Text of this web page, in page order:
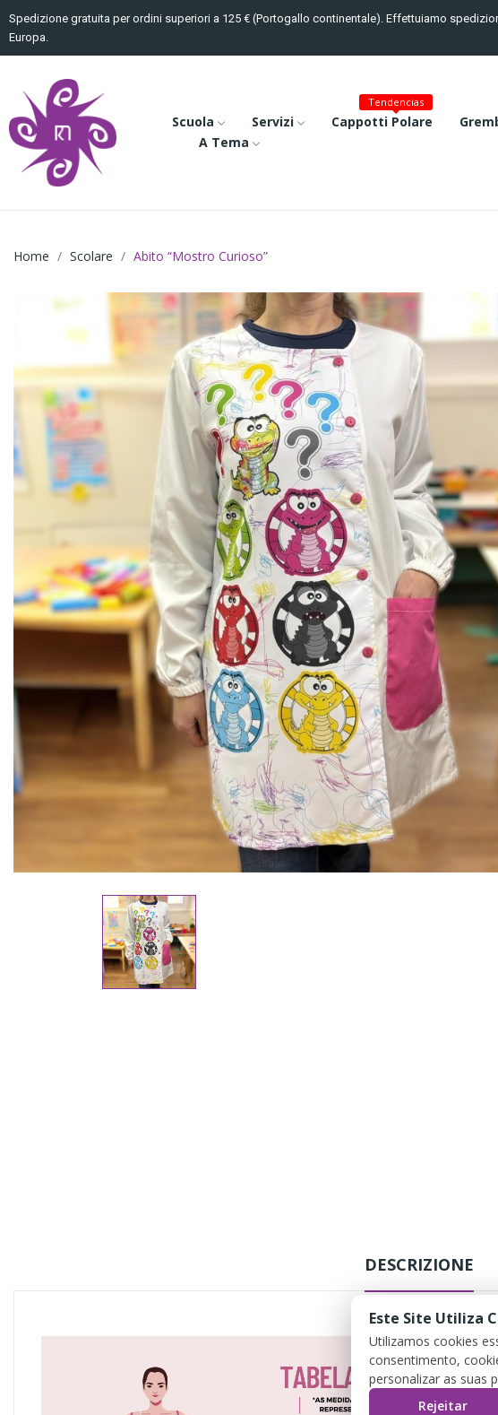
Spedizione gratuita per ordini superiori a 125 € (Portogallo continentale). Effettuiamo
Europa.
Scuola Servizi Cappotti Polare
Tendencias
A Tema
Home Scolare Abito “Mostro Curioso”
DESCRIZIONE
Este Site Utiliza
Utilizamos cookies
consentimento,
personalizar as suas
Rejeitar